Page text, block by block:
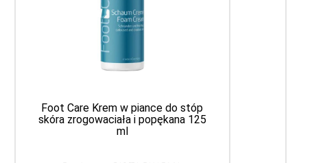
Foot Care Krem w piance do stóp
skóra zrogowaciała i popękana 125
ml